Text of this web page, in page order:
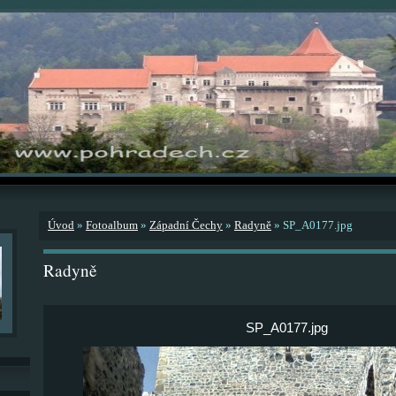
Úvod » Fotoalbum » Západní Čechy » Radyně » SP_A0177.jpg
Radyně
SP_A0177.jpg